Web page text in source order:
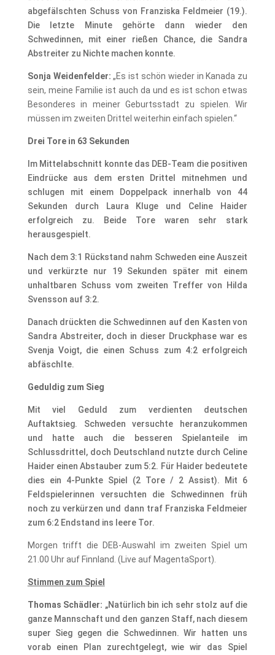
abgefälschten Schuss von Franziska Feldmeier (19.).
Die letzte Minute gehörte dann wieder den
Schwedinnen, mit einer rießen Chance, die Sandra
Abstreiter zu Nichte machen konnte.
Sonja Weidenfelder: „Es ist schön wieder in Kanada zu
sein, meine Familie ist auch da und es ist schon etwas
Besonderes in meiner Geburtsstadt zu spielen. Wir
müssen im zweiten Drittel weiterhin einfach spielen.“
Drei Tore in 63 Sekunden
Im Mittelabschnitt konnte das DEB-Team die positiven
Eindrücke aus dem ersten Drittel mitnehmen und
schlugen mit einem Doppelpack innerhalb von 44
Sekunden durch Laura Kluge und Celine Haider
erfolgreich zu. Beide Tore waren sehr stark
herausgespielt.
Nach dem 3:1 Rückstand nahm Schweden eine Auszeit
und verkürzte nur 19 Sekunden später mit einem
unhaltbaren Schuss vom zweiten Treffer von Hilda
Svensson auf 3:2.
Danach drückten die Schwedinnen auf den Kasten von
Sandra Abstreiter, doch in dieser Druckphase war es
Svenja Voigt, die einen Schuss zum 4:2 erfolgreich
abfäschlte.
Geduldig zum Sieg
Mit viel Geduld zum verdienten deutschen
Auftaktsieg. Schweden versuchte heranzukommen
und hatte auch die besseren Spielanteile im
Schlussdrittel, doch Deutschland nutzte durch Celine
Haider einen Abstauber zum 5:2. Für Haider bedeutete
dies ein 4-Punkte Spiel (2 Tore / 2 Assist). Mit 6
Feldspielerinnen versuchten die Schwedinnen früh
noch zu verkürzen und dann traf Franziska Feldmeier
zum 6:2 Endstand ins leere Tor.
Morgen trifft die DEB-Auswahl im zweiten Spiel um
21.00 Uhr auf Finnland. (Live auf MagentaSport).
Stimmen zum Spiel
Thomas Schädler: „Natürlich bin ich sehr stolz auf die
ganze Mannschaft und den ganzen Staff, nach diesem
super Sieg gegen die Schwedinnen. Wir hatten uns
vorab einen Plan zurechtgelegt, wie wir das Spiel